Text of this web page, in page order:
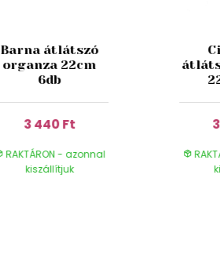
Barna átlátszó
organza 22cm
6db
3 440 Ft
RAKTÁRON - azonnal
kiszállítjuk